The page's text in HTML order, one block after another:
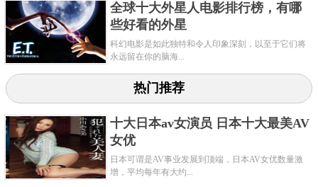
全球十大外星人电影排行榜，有哪
些好看的外星
科幻电影是如此独特和令人印象深刻，以至于它们将
永远留在你的脑海...
热门推荐
十大日本av女演员 日本十大最美AV
女优
日本可谓是AV事业发展到顶端，日本AV女优数量激
增，平均每年有大约...